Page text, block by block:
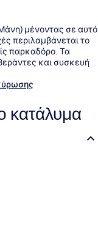
μένοντας σε αυτό
περιλαμβάνεται το
παρκαδόρο. Τα
και συσκευή
κατάλυμα